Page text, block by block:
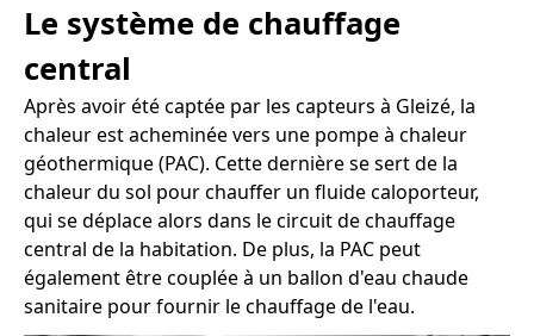
Le système de chauffage
central
Après avoir été captée par les capteurs à Gleizé, la
chaleur est acheminée vers une pompe à chaleur
géothermique (PAC). Cette dernière se sert de la
chaleur du sol pour chauffer un fluide caloporteur,
qui se déplace alors dans le circuit de chauffage
central de la habitation. De plus, la PAC peut
également être couplée à un ballon d'eau chaude
sanitaire pour fournir le chauffage de l'eau.